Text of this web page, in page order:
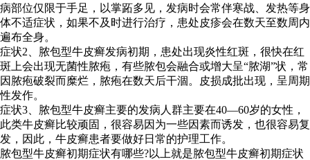
病部位仅限于手足，以掌跖多见，发病时会常伴寒战、发热等身
体不适症状，如果不及时进行治疗，患处皮疹会在数天至数周内
遍布全身。
症状2、脓包型牛皮癣发病初期，患处出现炎性红斑，很快在红
斑上会出现无菌性脓疱，有些脓包会融合或增大呈“脓湖”状，常
因脓疱破裂而糜烂，脓疱在数天后干涸。皮损成批出现，呈周期
性发作。
症状3、脓包型牛皮癣主要的发病人群主要在40—60岁的女性，
此类牛皮癣比较顽固，很容易因为一些因素而诱发，也很容易复
发，因此，牛皮癣患者要做好日常的护理工作。
脓包型牛皮癣初期症状有哪些?以上就是脓包型牛皮癣初期症状